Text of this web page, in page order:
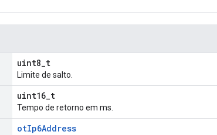
uint8_t
Limite de salto.
uint16_t
Tempo de retorno em ms.
otIp6Address